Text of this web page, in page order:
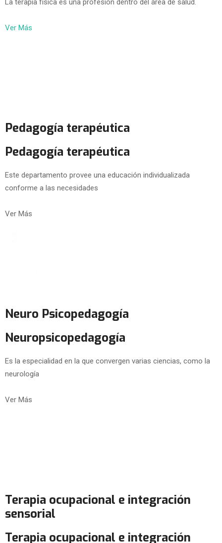
La terapia física es una profesión dentro del área de salud.
Ver Más
Pedagogía terapéutica
Pedagogía terapéutica
Este departamento provee una educación individualizada
conforme a las necesidades
Ver Más
Neuro Psicopedagogía
Neuropsicopedagogía
Es la especialidad en la que convergen varias ciencias, como la
neurología
Ver Más
Terapia ocupacional e integración
sensorial
Terapia ocupacional e integración